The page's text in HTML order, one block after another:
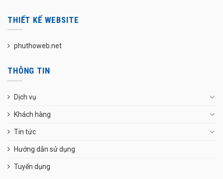
THIẾT KẾ WEBSITE
phuthoweb.net
THÔNG TIN
Dịch vụ
Khách hàng
Tin tức
Hướng dẫn sử dụng
Tuyển dụng